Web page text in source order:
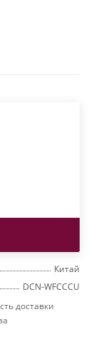
Китай
DCN-WFCCCU
доставки